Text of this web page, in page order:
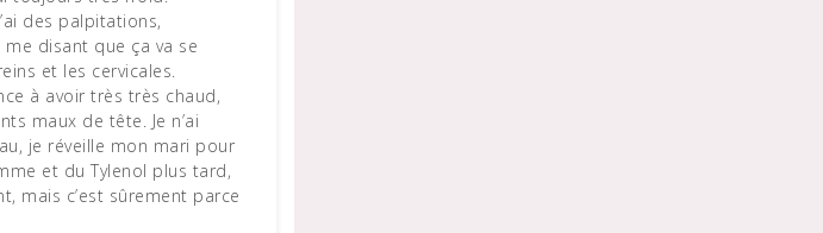
des palpitations,
disant que ça va se
et les cervicales.
à avoir très très chaud,
maux de tête. Je n’ai
je réveille mon mari pour
et du Tylenol plus tard,
mais c’est sûrement parce